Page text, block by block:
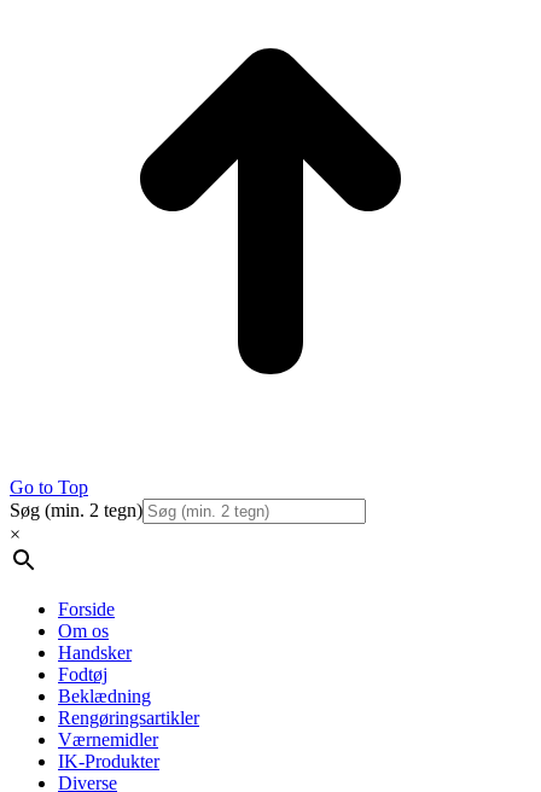
Go to Top
Søg (min. 2 tegn)
×
Forside
Om os
Handsker
Fodtøj
Beklædning
Rengøringsartikler
Værnemidler
IK-Produkter
Diverse